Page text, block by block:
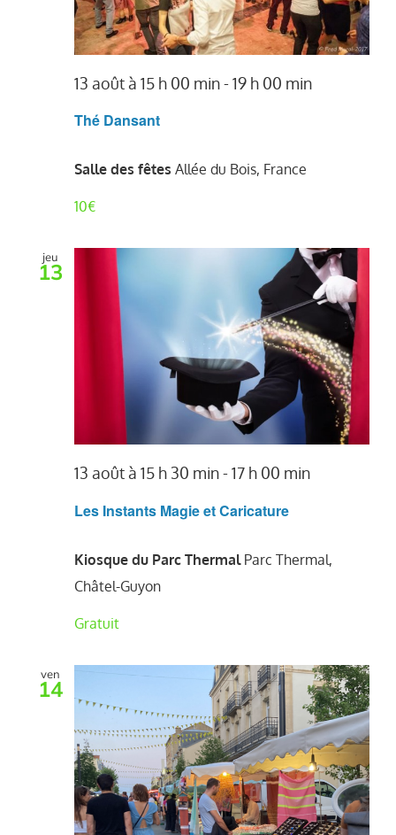
Thé Dansant
13 août à 15 h 00 min-19 h 00 min
Salle des fêtes Allée du Bois, France
10€
jeu
13
Les Instants Magie et Caricature
13 août à 15 h 30 min-17 h 00 min
Kiosque du Parc Thermal Parc Thermal,
Châtel-Guyon
Gratuit
ven
14